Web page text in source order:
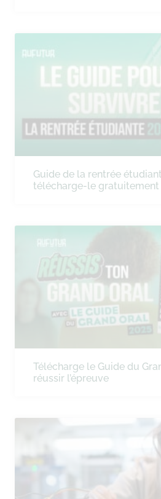
Guide de la rentrée
télécharge-le gratuitement
Télécharge le Guide du
réussir l’épreuve